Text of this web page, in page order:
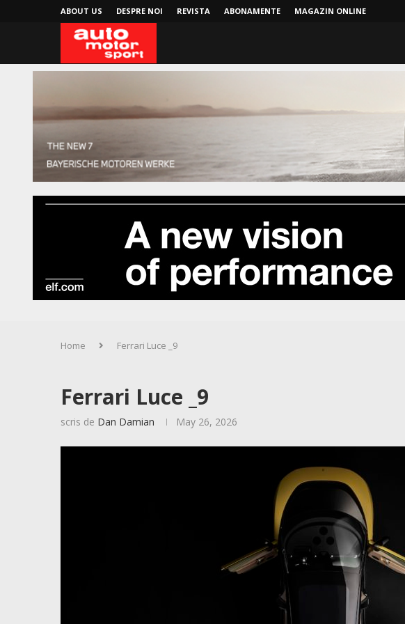
ABOUT US DESPRE NOI REVISTA ABONAMENTE MAGAZIN ONLINE
Home Ferrari Luce _9
Ferrari Luce _9
scris de Dan Damian May 26, 2026